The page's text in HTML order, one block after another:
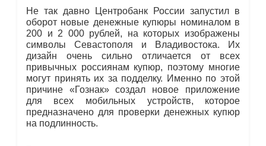
Не так давно Центробанк России запустил в
оборот новые денежные купюры номиналом в
200 и 2 000 рублей, на которых изображены
символы Севастополя и Владивостока. Их
дизайн очень сильно отличается от всех
привычных россиянам купюр, поэтому многие
могут принять их за подделку. Именно по этой
причине «Гознак» создал новое приложение
для всех мобильных устройств, которое
предназначено для проверки денежных купюр
на подлинность.